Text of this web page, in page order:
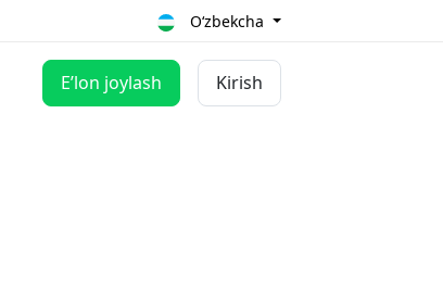
O‘zbekcha
Eʼlon joylash Kirish